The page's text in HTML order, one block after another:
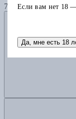
755
Если вам нет 18 —
Да, мне есть 18